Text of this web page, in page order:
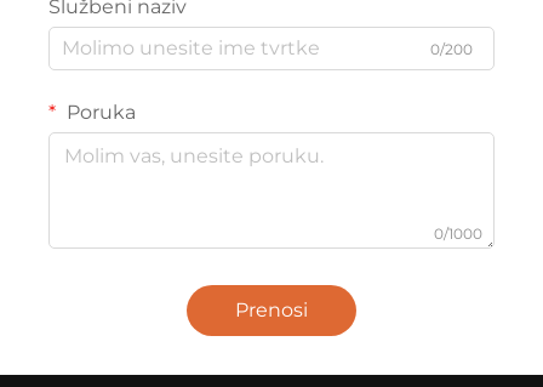
Službeni naziv
0/200
Poruka
0/1000
Prenosi